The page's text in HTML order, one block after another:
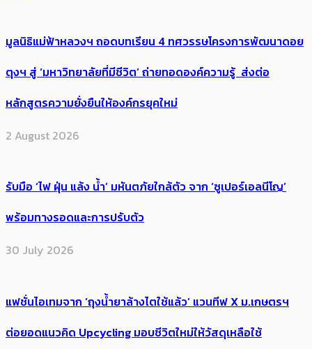
มูลนิธิแม่ฟ้าหลวงฯ ถอดบทเรียน 4 ทศวรรษโครงการพัฒนาดอย
ตุงฯ สู่ ‘มหาวิทยาลัยที่มีชีวิต’ ถ่ายทอดองค์ความรู้ ส่งต่อ
หลักสูตรความยั่งยืนให้องค์กรยุคใหม่
2 August 2026
รับมือ ‘ไฟ ฝุ่น แล้ง น้ำ’ มหันตภัยใกล้ตัว จาก ‘ซูเปอร์เอลนีโญ’
พร้อมทางรอดและการปรับตัว
30 July 2026
แฟชั่นไอเทมจาก ‘ถุงน้ำยาล้างไตใช้แล้ว’ แวนทีฟ X ม.เกษตรฯ
ต่อยอดแนวคิด Upcycling มอบชีวิตใหม่ให้วัสดุเหลือใช้